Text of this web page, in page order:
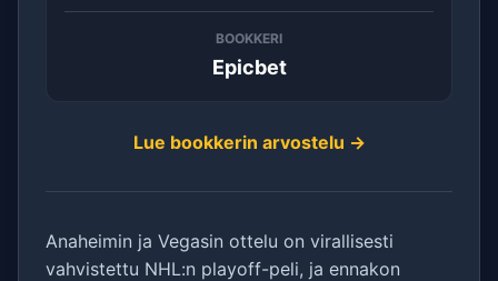
BOOKKERI
Epicbet
Lue bookkerin arvostelu →
Anaheimin ja Vegasin ottelu on virallisesti
vahvistettu NHL:n playoff-peli, ja ennakon